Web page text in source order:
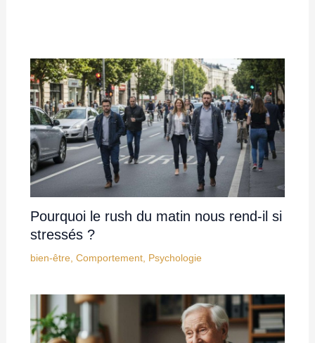
Pourquoi le rush du matin nous rend-il si
stressés ?
bien-être, Comportement, Psychologie